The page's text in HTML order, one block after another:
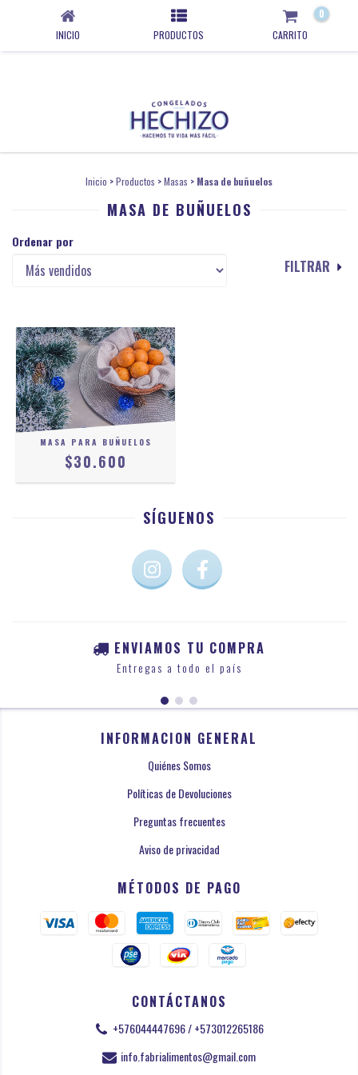
INICIO PRODUCTOS CARRITO
0
Inicio >Productos >Masas > Masa de buñuelos
MASA DE BUÑUELOS
Ordenar por
FILTRAR
MASA PARA BUÑUELOS
$30.600
SÍGUENOS
ENVIAMOS TU COMPRA
Entregas a todo el país
INFORMACION GENERAL
Quiénes Somos
Políticas de Devoluciones
Preguntas frecuentes
Aviso de privacidad
MÉTODOS DE PAGO
CONTÁCTANOS
+576044447696 / +573012265186
info.fabrialimentos@gmail.com